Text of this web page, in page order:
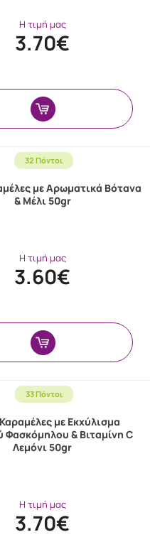
Η τιμή μας
3.70€
32 Πόντοι
με Αρωματικά Βότανα
& Μέλι 50gr
Η τιμή μας
3.60€
33 Πόντοι
με Εκχύλισμα
Φασκόμηλου & Βιταμίνη C
Λεμόνι 50gr
Η τιμή μας
3.70€